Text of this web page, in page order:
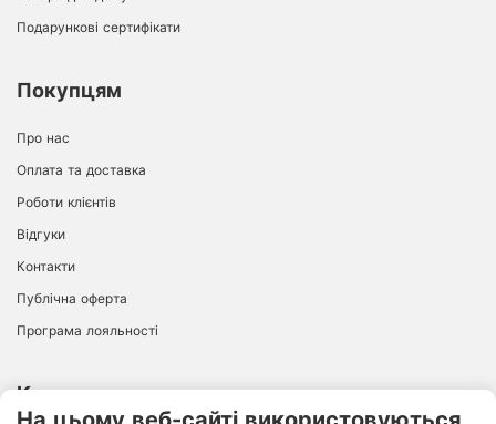
Подарункові сертифікати
Покупцям
Про нас
Оплата та доставка
Роботи клієнтів
Відгуки
Контакти
Публічна оферта
Програма лояльності
Контакти